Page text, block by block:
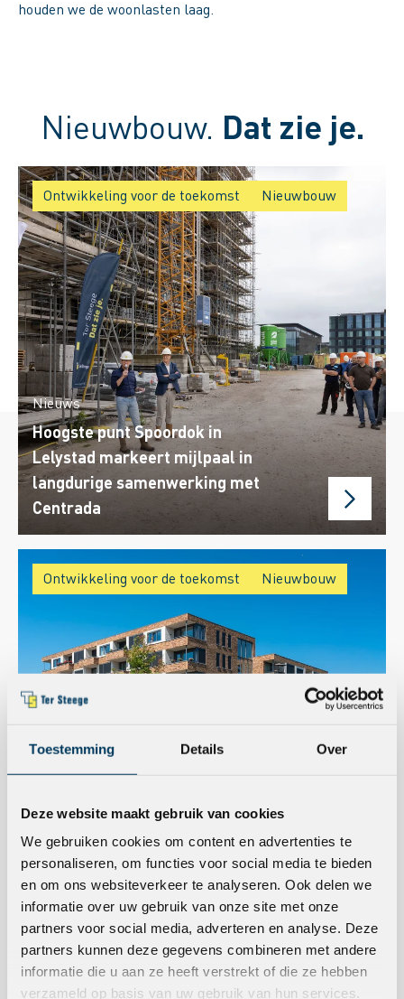
Toestemming Details Over
Deze website maakt gebruik van cookies
We gebruiken cookies om content en advertenties te
personaliseren, om functies voor social media te bieden
en om ons websiteverkeer te analyseren. Ook delen we
informatie over uw gebruik van onze site met onze
partners voor social media, adverteren en analyse. Deze
partners kunnen deze gegevens combineren met andere
informatie die u aan ze heeft verstrekt of die ze hebben
verzameld op basis van uw gebruik van hun services.
houden we de woonlasten laag.
Nieuwbouw. Dat zie je.
Nieuws
Hoogste punt Spoordok in
Lelystad markeert mijlpaal in
langdurige samenwerking met
Centrada
Ontwikkeling voor de toekomst Nieuwbouw
Project
Waddenlaan Lelystad: een
opmaat voor langdurige
samenwerking
Ontwikkeling voor de toekomst Nieuwbouw
Ontwikkeling voor de toekomst Nieuwbouw